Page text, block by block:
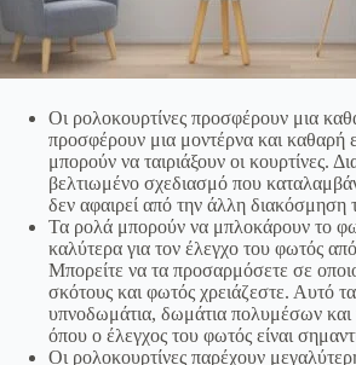
Οι ρολοκουρτίνες προσφέρουν μια
προσφέρουν μια μοντέρνα και καθαρή
μπορούν να ταιριάξουν οι κουρτίνες.
βελτιωμένο σχεδιασμό που
δεν αφαιρεί από την άλλη διακόσμηση
Τα ρολά μπορούν να μπλοκάρουν το
καλύτερα για τον έλεγχο του φωτός από
Μπορείτε να τα προσαρμόσετε σε
σκότους και φωτός χρειάζεστε. Αυτό τα
υπνοδωμάτια, δωμάτια πολυμέσων
όπου ο έλεγχος του φωτός είναι
Οι ρολοκουρτίνες παρέχουν